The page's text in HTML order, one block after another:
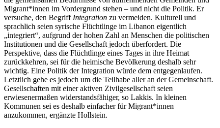
Migrant*innen im Vordergrund stehen – und nicht die Politik. Er
versuche, den Begriff Integration zu vermeiden. Kulturell und
sprachlich seien syrische Flüchtlinge im Libanon eigentlich
„integriert“, aufgrund der hohen Zahl an Menschen die politischen
Institutionen und die Gesellschaft jedoch überfordert. Die
Perspektive, dass die Flüchtlinge eines Tages in ihre Heimat
zurückkehren, sei für die heimische Bevölkerung deshalb sehr
wichtig. Eine Politik der Integration würde dem entgegenlaufen.
Letztlich gehe es jedoch um die Teilhabe aller an der Gemeinschaft.
Gesellschaften mit einer aktiven Zivilgesellschaft seien
erwiesenermaßen widerstandsfähiger, so Lakkis. In kleinen
Kommunen sei es deshalb einfacher für Migrant*innen
anzukommen, ergänzte Hollstein.